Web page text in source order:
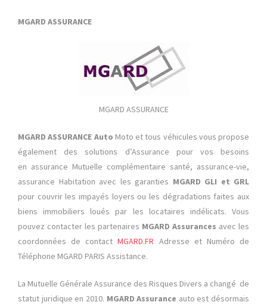
MGARD ASSURANCE
MGARD ASSURANCE
MGARD ASSURANCE Auto Moto et tous véhicules vous propose
également des solutions d’Assurance pour vos besoins
en assurance Mutuelle complémentaire santé, assurance-vie,
assurance Habitation avec les garanties MGARD GLI et GRL
pour couvrir les impayés loyers ou les dégradations faites aux
biens immobiliers loués par les locataires indélicats. Vous
pouvez contacter les partenaires MGARD Assurances avec les
coordonnées de contactMGARD.FR Adresse et Numéro de
Téléphone MGARD PARIS Assistance.
La Mutuelle Générale Assurance des Risques Divers a changé de
statut juridique en 2010. MGARD Assurance auto est désormais